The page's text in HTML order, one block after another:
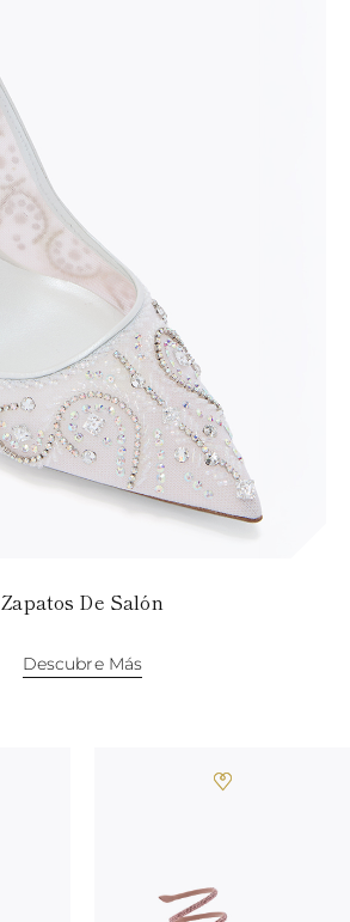
Zapatos De Salón
Descubre Más